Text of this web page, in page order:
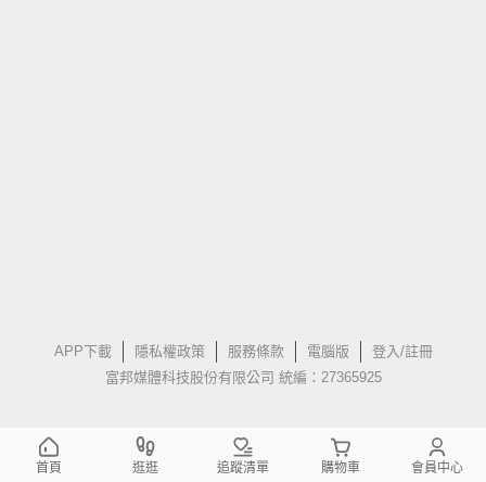
APP下載 隱私權政策 服務條款 電腦版
登入/註冊
富邦媒體科技股份有限公司 統編：27365925
首頁 逛逛 追蹤清單 購物車 會員中心